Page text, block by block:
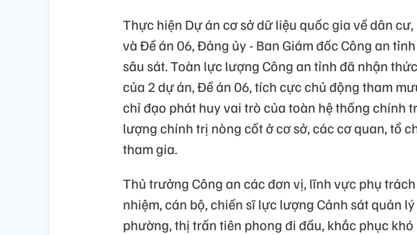
Thực hiện Dự án cơ sở dữ liệu quốc gia về dân
và Đề án 06, Đảng ủy - Ban Giám đốc Công an
sâu sát. Toàn lực lượng Công an tỉnh đã nhận
của 2 dự án, Đề án 06, tích cực chủ động tham
chỉ đạo phát huy vai trò của toàn hệ thống chính
lượng chính trị nòng cốt ở cơ sở, các cơ quan, tổ
tham gia.
Thủ trưởng Công an các đơn vị, lĩnh vực phụ
nhiệm, cán bộ, chiến sĩ lực lượng Cảnh sát quản
phường, thị trấn tiên phong đi đầu, khắc phục